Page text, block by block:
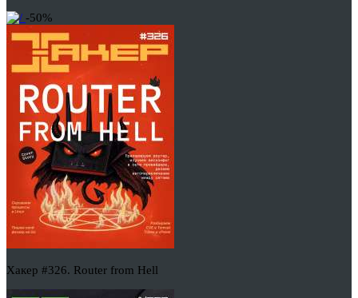
-50%
Хакер #326. Router from Hell